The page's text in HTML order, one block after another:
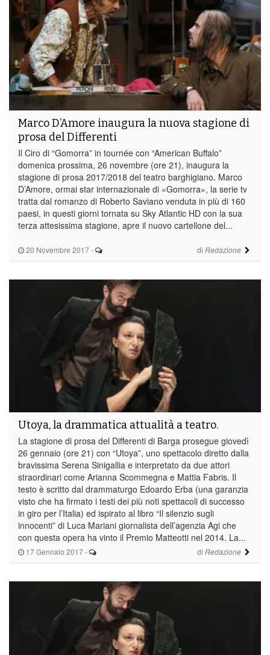
20 Novembre 2017 - di Redazione
Marco D’Amore inaugura la nuova stagione di
prosa del Differenti
Il Ciro di “Gomorra” in tournée con “American Buffalo”
domenica prossima, 26 novembre (ore 21), inaugura la
stagione di prosa 2017/2018 del teatro barghigiano. Marco
D’Amore, ormai star internazionale di «Gomorra», la serie tv
tratta dal romanzo di Roberto Saviano venduta in più di 160
paesi, in questi giorni tornata su Sky Atlantic HD con la sua
terza attesissima stagione, apre il nuovo cartellone del...
17 Gennaio 2017 - di Redazione
Utoya, la drammatica attualità a teatro.
La stagione di prosa del Differenti di Barga prosegue giovedì
26 gennaio (ore 21) con “Utoya”, uno spettacolo diretto dalla
bravissima Serena Sinigallia e interpretato da due attori
straordinari come Arianna Scommegna e Mattia Fabris. Il
testo è scritto dal drammaturgo Edoardo Erba (una garanzia
visto che ha firmato i testi dei più noti spettacoli di successo
in giro per l’Italia) ed ispirato al libro “Il silenzio sugli
innocenti” di Luca Mariani giornalista dell’agenzia Agi che
con questa opera ha vinto il Premio Matteotti nel 2014. La...